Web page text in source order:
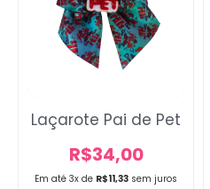
Em até 3x de R$11,33 sem juros
Laçarote Pai de Pet
R$34,00